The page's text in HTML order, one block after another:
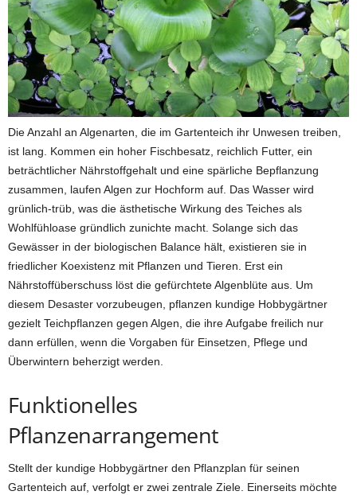
Die Anzahl an Algenarten, die im Gartenteich ihr Unwesen treiben,
ist lang. Kommen ein hoher Fischbesatz, reichlich Futter, ein
beträchtlicher Nährstoffgehalt und eine spärliche Bepflanzung
zusammen, laufen Algen zur Hochform auf. Das Wasser wird
grünlich-trüb, was die ästhetische Wirkung des Teiches als
Wohlfühloase gründlich zunichte macht. Solange sich das
Gewässer in der biologischen Balance hält, existieren sie in
friedlicher Koexistenz mit Pflanzen und Tieren. Erst ein
Nährstoffüberschuss löst die gefürchtete Algenblüte aus. Um
diesem Desaster vorzubeugen, pflanzen kundige Hobbygärtner
gezielt Teichpflanzen gegen Algen, die ihre Aufgabe freilich nur
dann erfüllen, wenn die Vorgaben für Einsetzen, Pflege und
Überwintern beherzigt werden.
Funktionelles
Pflanzenarrangement
Stellt der kundige Hobbygärtner den Pflanzplan für seinen
Gartenteich auf, verfolgt er zwei zentrale Ziele. Einerseits möchte